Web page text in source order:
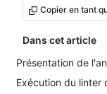
Copier en tant
Dans cet article
Présentation de
Exécution du linter